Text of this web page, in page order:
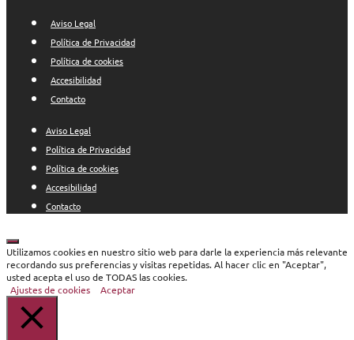
Aviso Legal
Política de Privacidad
Política de cookies
Accesibilidad
Contacto
Aviso Legal
Política de Privacidad
Política de cookies
Accesibilidad
Contacto
Cerrar
Utilizamos cookies en nuestro sitio web para darle la experiencia más relevante
recordando sus preferencias y visitas repetidas. Al hacer clic en "Aceptar",
usted acepta el uso de TODAS las cookies.
Ajustes de cookies
Aceptar